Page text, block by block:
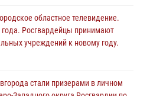
областное телевидение.
Росгвардейцы принимают
учреждений к новому году.
стали призерами в личном